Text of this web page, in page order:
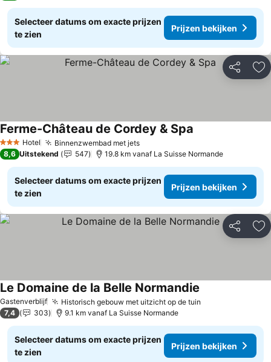
Selecteer datums om exacte prijzen
te zien
Prijzen bekijken
Delen
3 SterrenHotel Binnenzwembad met jets
Ferme-Château de Cordey & Spa
8,6 Uitstekend 547 19.8 km vanaf La Suisse Normande
Selecteer datums om exacte prijzen
te zien
Prijzen bekijken
Delen
Gastenverblijf Historisch gebouw met uitzicht op de tuin
Le Domaine de la Belle Normandie
7,4 303 9.1 km vanaf La Suisse Normande
Selecteer datums om exacte prijzen
te zien
Prijzen bekijken